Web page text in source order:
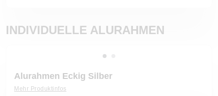
INDIVIDUELLE ALURAHMEN
Alurahmen Eckig Silber
Mehr Produktinfos